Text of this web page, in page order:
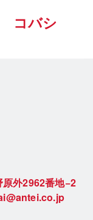
コバシ
外2962番地−2